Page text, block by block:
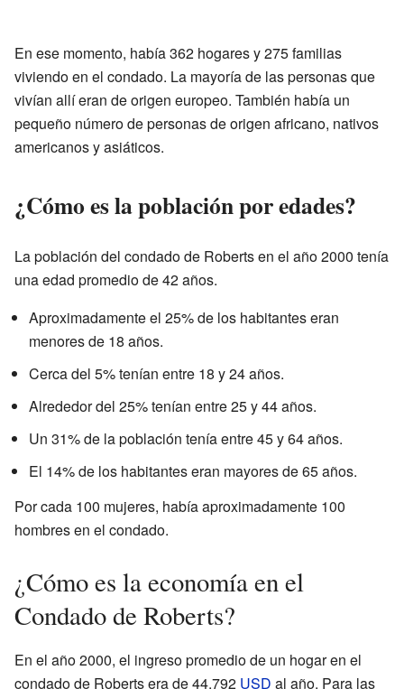
En ese momento, había 362 hogares y 275 familias
viviendo en el condado. La mayoría de las personas que
vivían allí eran de origen europeo. También había un
pequeño número de personas de origen africano, nativos
americanos y asiáticos.
¿Cómo es la población por edades?
La población del condado de Roberts en el año 2000 tenía
una edad promedio de 42 años.
Aproximadamente el 25% de los habitantes eran
menores de 18 años.
Cerca del 5% tenían entre 18 y 24 años.
Alrededor del 25% tenían entre 25 y 44 años.
Un 31% de la población tenía entre 45 y 64 años.
El 14% de los habitantes eran mayores de 65 años.
Por cada 100 mujeres, había aproximadamente 100
hombres en el condado.
¿Cómo es la economía en el
Condado de Roberts?
En el año 2000, el ingreso promedio de un hogar en el
condado de Roberts era de 44.792 USD al año. Para las